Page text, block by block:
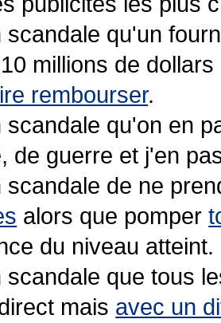
scandale qu'un
millions de
rembourser.
scandale qu'on en
de guerre et j'en
scandale de ne
alors que pomper
du niveau
scandale que tous
mais avec un